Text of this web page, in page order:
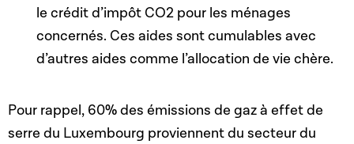
le crédit d’impôt CO2 pour les ménages
concernés. Ces aides sont cumulables avec
d’autres aides comme l’allocation de vie chère.
Pour rappel, 60% des émissions de gaz à effet de
serre du Luxembourg proviennent du secteur du